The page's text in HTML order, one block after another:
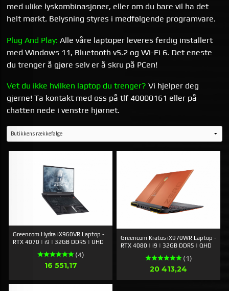
med ulike lyskombinasjoner, eller om du bare vil ha det
helt mørkt. Belysning styres i medfølgende programvare.
Plug And Play: Alle våre laptoper leveres ferdig installert
med Windows 11, Bluetooth v5.2 og Wi-Fi 6. Det eneste
du trenger å gjøre selv er å skru på PCen!
Vet du ikke hvilken laptop du trenger? Vi hjelper deg
gjerne! Ta kontakt med oss på tlf 40000161 eller på
chatten nede i venstre hjørnet.
Greencom Hydra iX960VR Laptop -
RTX 4070 | i9 | 32GB DDR5 | UHD
(4)
Pris
16 551,17
Greencom Kratos iX970WR Laptop -
RTX 4080 | i9 | 32GB DDR5 | QHD
(1)
Pris
20 413,24